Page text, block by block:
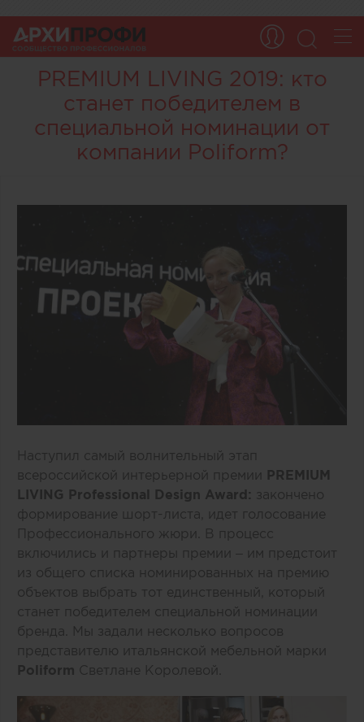
PREMIUM LIVING 2019: кто
станет победителем в
специальной номинации от
компании Poliform?
Наступил самый волнительный этап
всероссийской интерьерной премии PREMIUM
LIVING Professional Design Award : закончено
формирование шорт-листа, идет голосование
Профессионального жюри. В процесс
включились и партнеры премии – им предстоит
из общего списка номинированных на премию
объектов выбрать тот единственный, который
станет победителем специальной номинации
бренда. Мы задали несколько вопросов
представителю итальянской мебельной марки
Poliform Светлане Королевой.